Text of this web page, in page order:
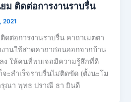
ม ติดต่อการงานราบรื่น
2021
ดต่อการงานราบรื่น คาถาเมตตา
านใช้สวดคาถาก่อนออกจากบ้าน
ง ให้คนที่พบเจอมีความรู้สึกที่ดี
จะสำเร็จราบรื่นไม่ติดขัด (ตั้งนะโม
รุณา พุทธ ปราณี ธา ยินดี